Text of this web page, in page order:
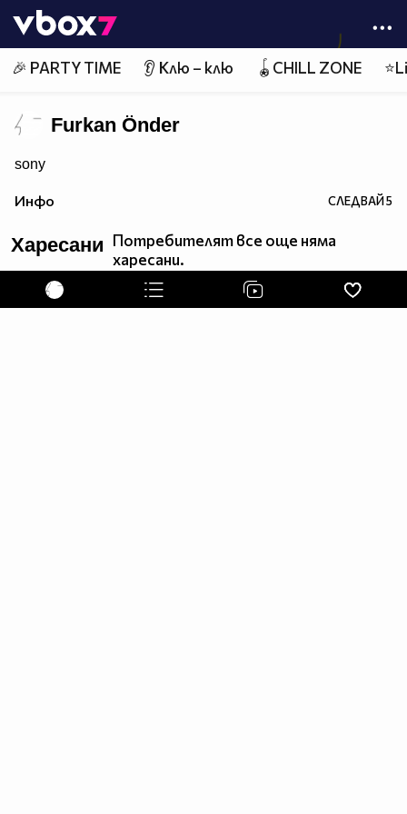
👾
🎉 PARTY TIME 👂 Клю – клю 🪀CHILL ZONE
Furkan Önder
sony
Инфо СЛЕДВАЙ5
Харесани Потребителят все още няма
харесани.